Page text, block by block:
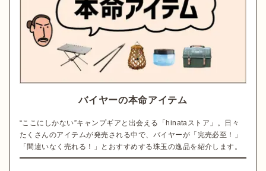
バイヤーの本命アイテム
“ここにしかない”キャンプギアと出会える「hinataストア」。日々
たくさんのアイテムが発売される中で、バイヤーが「完売必至！」
「間違いなく売れる！」とおすすめする珠玉の逸品を紹介します。